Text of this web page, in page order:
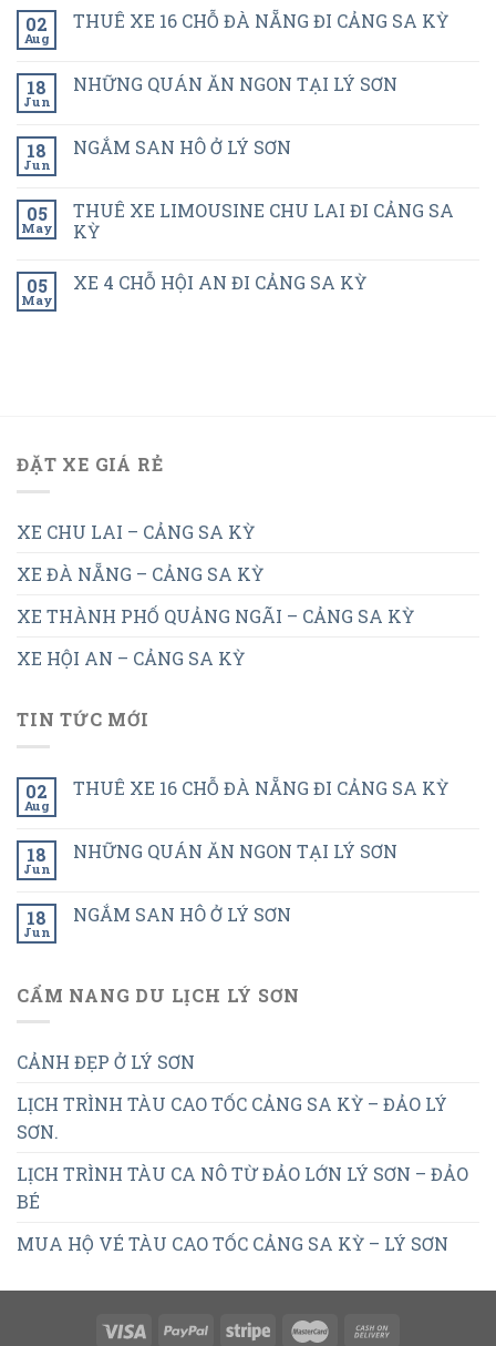
02
Aug
THUÊ XE 16 CHỖ ĐÀ NẴNG ĐI CẢNG SA KỲ
18
Jun
NHỮNG QUÁN ĂN NGON TẠI LÝ SƠN
18
Jun
NGẮM SAN HÔ Ở LÝ SƠN
05
May
THUÊ XE LIMOUSINE CHU LAI ĐI CẢNG SA
KỲ
05
May
XE 4 CHỖ HỘI AN ĐI CẢNG SA KỲ
ĐẶT XE GIÁ RẺ
XE CHU LAI – CẢNG SA KỲ
XE ĐÀ NẴNG – CẢNG SA KỲ
XE THÀNH PHỐ QUẢNG NGÃI – CẢNG SA KỲ
XE HỘI AN – CẢNG SA KỲ
TIN TỨC MỚI
02
Aug
THUÊ XE 16 CHỖ ĐÀ NẴNG ĐI CẢNG SA KỲ
18
Jun
NHỮNG QUÁN ĂN NGON TẠI LÝ SƠN
18
Jun
NGẮM SAN HÔ Ở LÝ SƠN
CẨM NANG DU LỊCH LÝ SƠN
CẢNH ĐẸP Ở LÝ SƠN
LỊCH TRÌNH TÀU CAO TỐC CẢNG SA KỲ – ĐẢO LÝ
SƠN.
LỊCH TRÌNH TÀU CA NÔ TỪ ĐẢO LỚN LÝ SƠN – ĐẢO
BÉ
MUA HỘ VÉ TÀU CAO TỐC CẢNG SA KỲ – LÝ SƠN